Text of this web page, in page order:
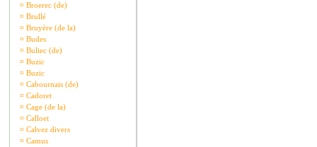
¤ Broerec (de)
¤ Brullé
¤ Bruyère (de la)
¤ Budes
¤ Buliec (de)
¤ Buzic
¤ Buzic
¤ Cabournais (de)
¤ Cadoret
¤ Cage (de la)
¤ Calloet
¤ Calvez divers
¤ Camus